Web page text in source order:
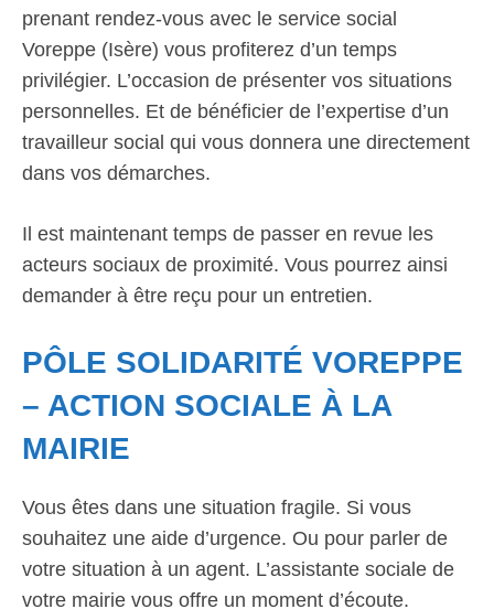
prenant rendez-vous avec le service social
Voreppe (Isère) vous profiterez d’un temps
privilégier. L’occasion de présenter vos situations
personnelles. Et de bénéficier de l’expertise d’un
travailleur social qui vous donnera une directement
dans vos démarches.
Il est maintenant temps de passer en revue les
acteurs sociaux de proximité. Vous pourrez ainsi
demander à être reçu pour un entretien.
PÔLE SOLIDARITÉ VOREPPE
– ACTION SOCIALE À LA
MAIRIE
Vous êtes dans une situation fragile. Si vous
souhaitez une aide d’urgence. Ou pour parler de
votre situation à un agent. L’assistante sociale de
votre mairie vous offre un moment d’écoute.